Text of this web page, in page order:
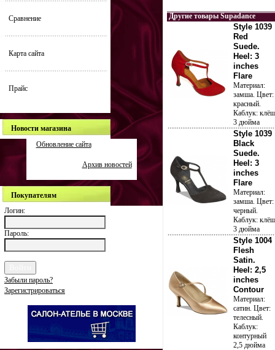
Сравнение
Карта сайта
Прайс
Новости магазина
Обновление сайта
Архив новостей
Покупателям
Логин:
Пароль:
Забыли пароль?
Зарегистрироваться
Другие товары Supadance
Style 1039
Red
Suede.
Heel: 3
inches
Flare
Материал:
замша. Цвет:
красный.
Каблук: клёш
3 дюйма
Style 1039
Black
Suede.
Heel: 3
inches
Flare
Материал:
замша. Цвет:
черный.
Каблук: клёш
3 дюйма
Style 1004
Flesh
Satin.
Heel: 2,5
inches
Contour
Материал:
сатин. Цвет:
телесный.
Каблук:
контурный
2,5 дюйма